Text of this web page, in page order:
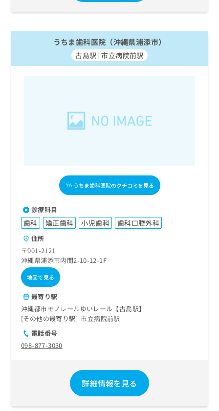
うちま歯科医院（沖縄県浦添市）
古島駅 市立病院前駅
うちま歯科医院のクチコミを見る
診療科目
歯科 矯正歯科 小児歯科 歯科口腔外科
住所
〒901-2121
沖縄県浦添市内間2-10-12-1F
地図で見る
最寄り駅
沖縄都市モノレールゆいレール【古島駅】
その他の最寄り駅
市立病院前駅
電話番号
098-877-3030
詳細情報を見る